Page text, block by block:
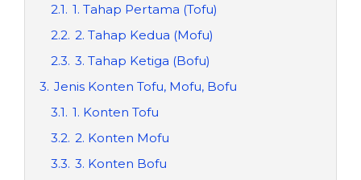
2.1. 1. Tahap Pertama (Tofu)
2.2. 2. Tahap Kedua (Mofu)
2.3. 3. Tahap Ketiga (Bofu)
3. Jenis Konten Tofu, Mofu, Bofu
3.1. 1. Konten Tofu
3.2. 2. Konten Mofu
3.3. 3. Konten Bofu